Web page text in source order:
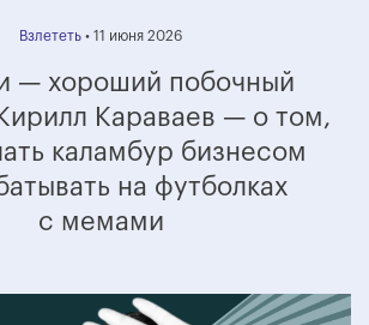
Взлететь • 11 июня 2026
— хороший побочный
Караваев — о том,
каламбур бизнесом
на футболках
с мемами